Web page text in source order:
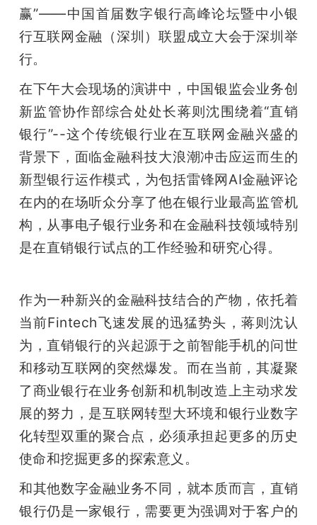
赢”——中国首届数字银行高峰论坛暨中小银
行互联网金融（深圳）联盟成立大会于深圳举
行。
在下午大会现场的演讲中，中国银监会业务创
新监管协作部综合处处长蒋则沈围绕着“直销
银行”--这个传统银行业在互联网金融兴盛的
背景下，面临金融科技大浪潮冲击应运而生的
新型银行运作模式，为包括雷锋网AI金融评论
在内的在场听众分享了他在银行业最高监管机
构，从事电子银行业务和在金融科技领域特别
是在直销银行试点的工作经验和研究心得。
作为一种新兴的金融科技结合的产物，依托着
当前Fintech飞速发展的迅猛势头，蒋则沈认
为，直销银行的兴起源于之前智能手机的问世
和移动互联网的突然爆发。而在当前，其凝聚
了商业银行在业务创新和机制改造上主动求发
展的努力，是互联网转型大环境和银行业数字
化转型双重的聚合点，必须承担起更多的历史
使命和挖掘更多的探索意义。
和其他数字金融业务不同，就本质而言，直销
银行仍是一家银行，需要更为强调对于客户的